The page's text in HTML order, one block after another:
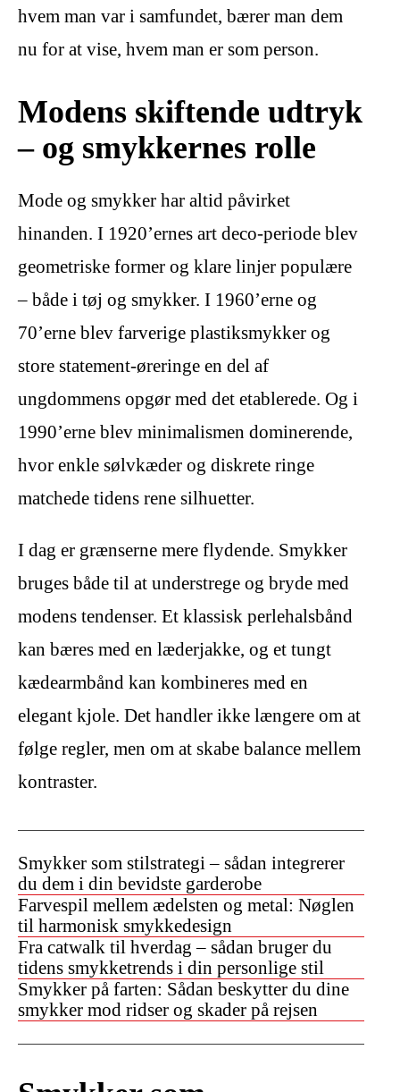
hvem man var i samfundet, bærer man dem
nu for at vise, hvem man er som person.
Modens skiftende udtryk
– og smykkernes rolle
Mode og smykker har altid påvirket
hinanden. I 1920’ernes art deco-periode blev
geometriske former og klare linjer populære
– både i tøj og smykker. I 1960’erne og
70’erne blev farverige plastiksmykker og
store statement-øreringe en del af
ungdommens opgør med det etablerede. Og i
1990’erne blev minimalismen dominerende,
hvor enkle sølvkæder og diskrete ringe
matchede tidens rene silhuetter.
I dag er grænserne mere flydende. Smykker
bruges både til at understrege og bryde med
modens tendenser. Et klassisk perlehalsbånd
kan bæres med en læderjakke, og et tungt
kædearmbånd kan kombineres med en
elegant kjole. Det handler ikke længere om at
følge regler, men om at skabe balance mellem
kontraster.
Smykker som stilstrategi – sådan integrerer
du dem i din bevidste garderobe
Farvespil mellem ædelsten og metal: Nøglen
til harmonisk smykkedesign
Fra catwalk til hverdag – sådan bruger du
tidens smykketrends i din personlige stil
Smykker på farten: Sådan beskytter du dine
smykker mod ridser og skader på rejsen